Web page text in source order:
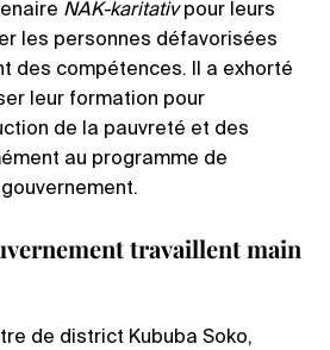
NAK-karitativpour leurs
les personnes défavorisées
des compétences. Il a exhorté
leur formation pour
de la pauvreté et des
au programme de
travaillent main
de district Kububa Soko,